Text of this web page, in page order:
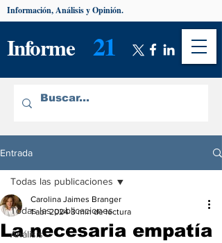
Informe 21
Información, Análisis y Opinión.
Entrada
Todas las publicaciones
Análisis
Todas las publicaciones
La necesaria empatía
Carolina Jaimes Branger
1 abr 2024 3 min de lectura